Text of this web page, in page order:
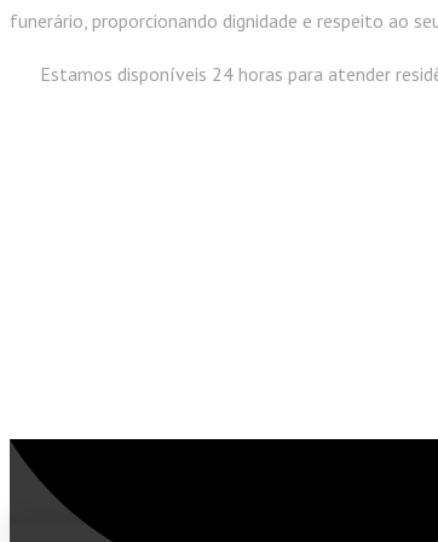
funerário, proporcionando dignidade e respeito ao
Estamos disponíveis 24 horas para atender